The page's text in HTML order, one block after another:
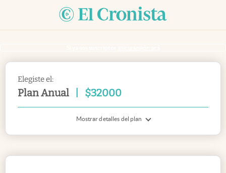
Elegiste el:
Plan Anual $32000
Mostrar detalles del plan